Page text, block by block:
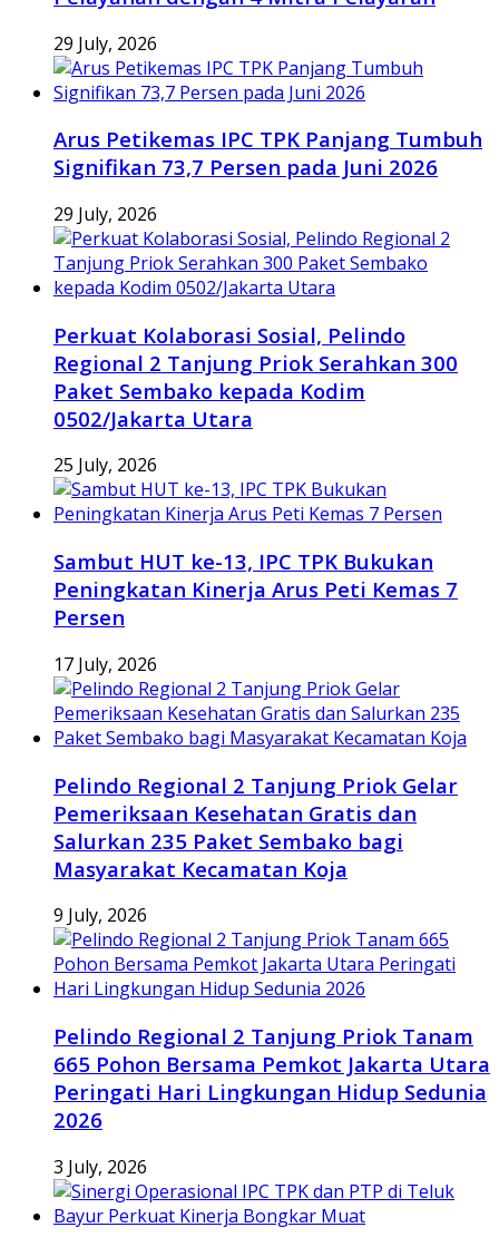
29 July, 2026
Arus Petikemas IPC TPK Panjang Tumbuh
Signifikan 73,7 Persen pada Juni 2026
29 July, 2026
Perkuat Kolaborasi Sosial, Pelindo
Regional 2 Tanjung Priok Serahkan 300
Paket Sembako kepada Kodim
0502/Jakarta Utara
25 July, 2026
Sambut HUT ke-13, IPC TPK Bukukan
Peningkatan Kinerja Arus Peti Kemas 7
Persen
17 July, 2026
Pelindo Regional 2 Tanjung Priok Gelar
Pemeriksaan Kesehatan Gratis dan
Salurkan 235 Paket Sembako bagi
Masyarakat Kecamatan Koja
9 July, 2026
Pelindo Regional 2 Tanjung Priok Tanam
665 Pohon Bersama Pemkot Jakarta Utara
Peringati Hari Lingkungan Hidup Sedunia
2026
3 July, 2026